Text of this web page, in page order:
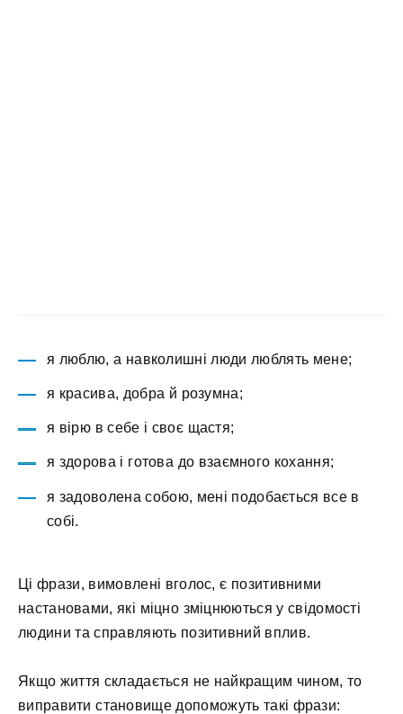
я люблю, а навколишні люди люблять мене;
я красива, добра й розумна;
я вірю в себе і своє щастя;
я здорова і готова до взаємного кохання;
я задоволена собою, мені подобається все в
собі.
Ці фрази, вимовлені вголос, є позитивними
настановами, які міцно зміцнюються у свідомості
людини та справляють позитивний вплив.
Якщо життя складається не найкращим чином, то
виправити становище допоможуть такі фрази: